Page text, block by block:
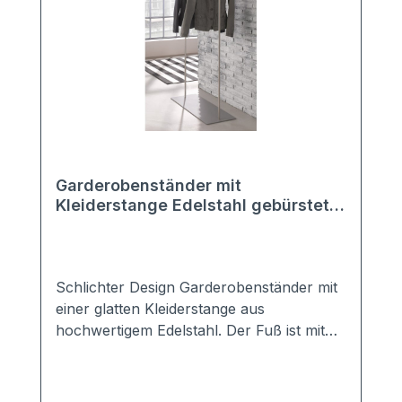
Garderobenständer mit
Kleiderstange Edelstahl gebürstet
Schlichter Design Garderobenständer mit
einer glatten Kleiderstange aus
hochwertigem Edelstahl. Der Fuß ist mit